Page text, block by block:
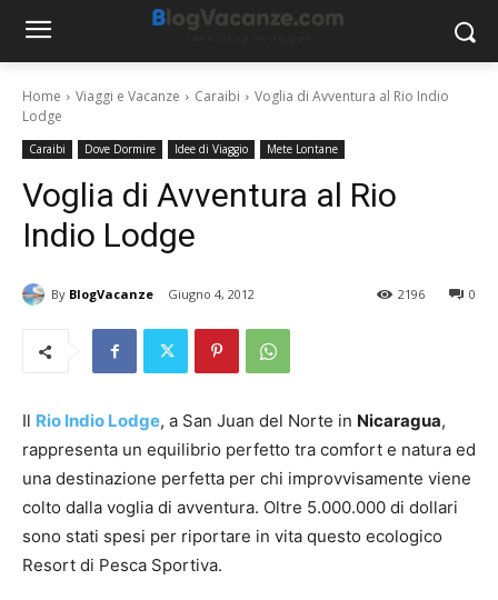
Home Viaggi e Vacanze Caraibi
Voglia di Avventura al Rio Indio
Lodge
Caraibi Dove Dormire Idee di Viaggio Mete Lontane
Voglia di Avventura al Rio
Indio Lodge
By BlogVacanze Giugno 4, 2012 0
2196
Il Rio Indio Lodge, a San Juan del Norte in Nicaragua,
rappresenta un equilibrio perfetto tra comfort e natura ed
una destinazione perfetta per chi improvvisamente viene
colto dalla voglia di avventura. Oltre 5.000.000 di dollari
sono stati spesi per riportare in vita questo ecologico
Resort di Pesca Sportiva.